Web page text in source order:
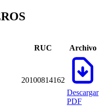
RUC Archivo
20100814162
Descargar
PDF